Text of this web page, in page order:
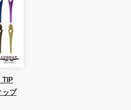
TIP
ップ